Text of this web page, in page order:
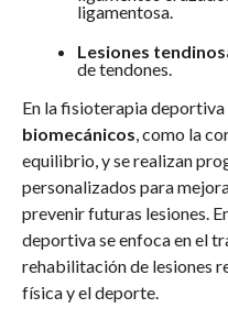
ligamentosa.
Lesiones
de tendones.
En la fisioterapia
biomecánicos, como la
equilibrio, y se realizan
personalizados para
prevenir futuras lesiones.
deportiva se enfoca en el
rehabilitación de lesiones
física y el deporte.